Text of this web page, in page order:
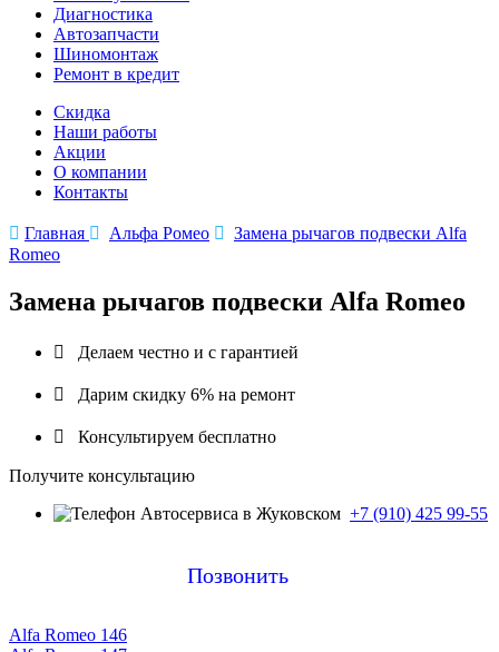
Диагностика
Автозапчасти
Шиномонтаж
Ремонт в кредит
Скидка
Наши работы
Акции
О компании
Контакты
 Главная  Альфа Ромео  Замена рычагов подвески Alfa
Romeo
Замена рычагов подвески Alfa Romeo
 Делаем честно и с гарантией
 Дарим скидку 6% на ремонт
 Консультируем бесплатно
Получите консультацию
+7 (910) 425 99-55
Позвонить
Alfa Romeo 146